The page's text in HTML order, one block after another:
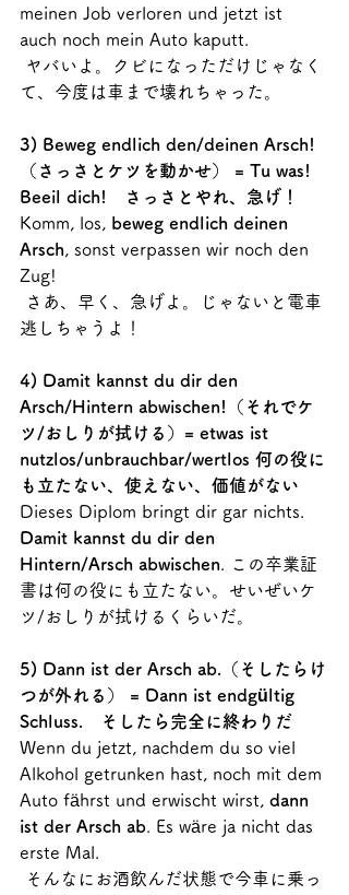
meinen Job verloren und jetzt ist
auch noch mein Auto kaputt.
て、今度は車まで壊れちゃった。
3) Beweg endlich den/deinen Arsch!
（さっさとケツを動かせ） = Tu was!
Beeil dich!　さっさとやれ、急げ！
Komm, los, beweg endlich deinen
Arsch , sonst verpassen wir noch den
Zug!
逃しちゃうよ！
4) Damit kannst du dir den
Arsch/Hintern abwischen!（それでケ
ツ/おしりが拭ける）= etwas ist
nutzlos/unbrauchbar/wertlos 何の役に
も立たない、使えない、価値がない
Dieses Diplom bringt dir gar nichts.
Damit kannst du dir den
Hintern/Arsch abwischen . この卒業証
書は何の役にも立たない。せいぜいケ
ツ/おしりが拭けるくらいだ。
5) Dann ist der Arsch ab.（そしたらけ
つが外れる） = Dann ist endgültig
Schluss.　そしたら完全に終わりだ
Wenn du jetzt, nachdem du so viel
Alkohol getrunken hast, noch mit dem
Auto fährst und erwischt wirst, dann
ist der Arsch ab . Es wäre ja nicht das
erste Mal.